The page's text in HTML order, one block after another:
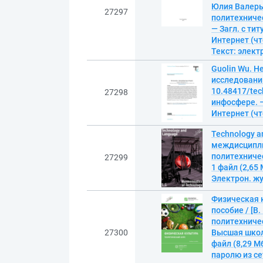
27297
Юлия
— Загл. с
Интернет
Текст:
27298
Guolin Wu.
10.48417/
инфосфере.
Интернет
27299
Technology
1 файл (2,65
Электрон.
27300
Физическая
пособие /
Высшая
файл (8,29
паролю из